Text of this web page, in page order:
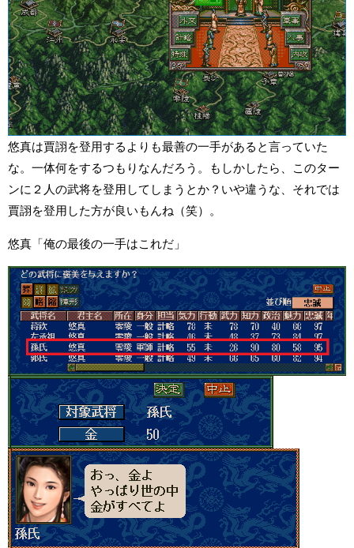
悠真は賈詡を登用するよりも最善の一手があると言っていた
な。一体何をするつもりなんだろう。もしかしたら、このター
ンに２人の武将を登用してしまうとか？いや違うな、それでは
賈詡を登用した方が良いもんね（笑）。
悠真「俺の最後の一手はこれだ」